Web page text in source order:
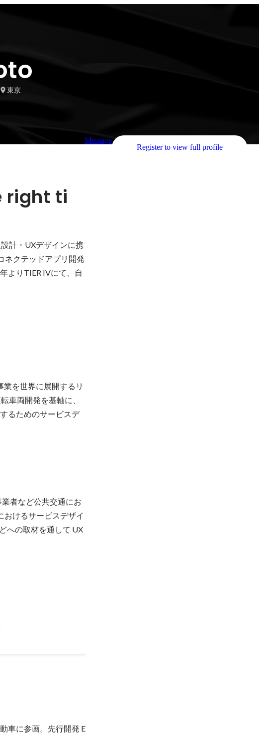
東京
Message
Register to view full profile
right ti
計・UXデザインに携
ネクテッドアプリ開発
よりTIER IVにて、自
を世界に展開するリ
車両開発を基軸に、
るためのサービスデ
者など公共交通にお
おけるサービスデザイ
への取材を通して UX
車に参画。先行開発 E